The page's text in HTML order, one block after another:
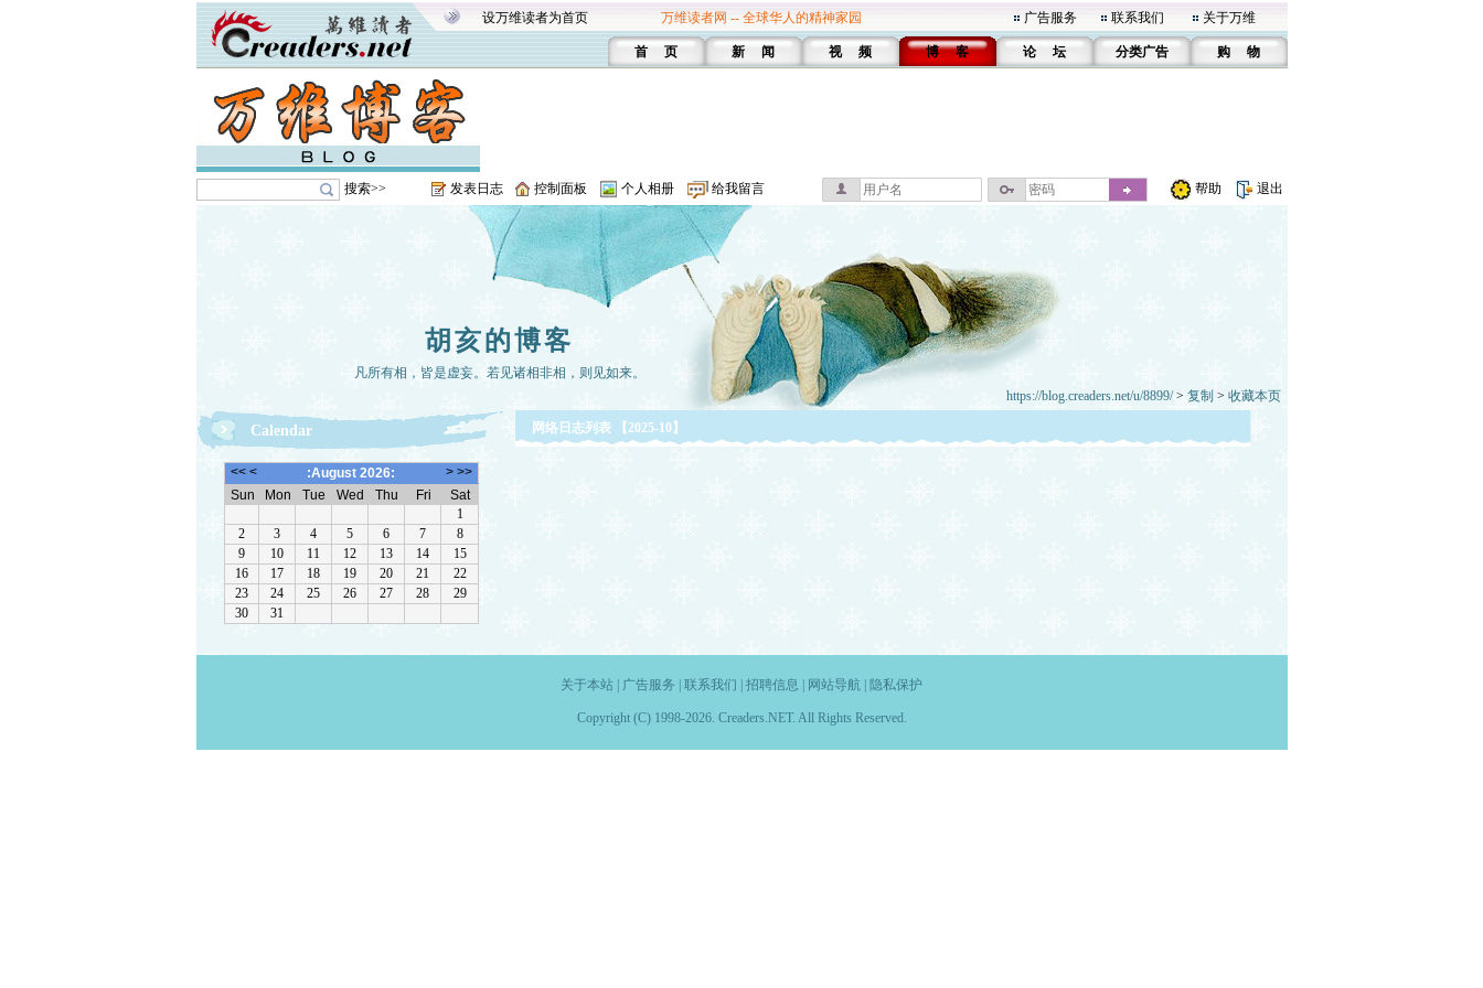
设万维读者为首页 万维读者网 -- 全球华人的精神家园 广告服务 联系我们 关于万维
首 页 新 闻 视 频 博 客 论 坛 分类广告 购 物
搜索>> 发表日志 控制面板 个人相册 给我留言 帮助 退出
胡亥的博客
凡所有相，皆是虚妄。若见诸相非相，则见如来。
https://blog.creaders.net/u/8899/> 复制 > 收藏本页
Calendar 网络日志列表 【2025-10】
关于本站 广告服务 联系我们 招聘信息 网站导航 隐私保护
Copyright (C) 1998-2026. Creaders.NET. All Rights Reserved.